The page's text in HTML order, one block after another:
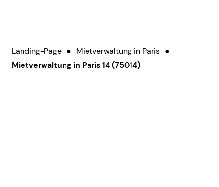
Landing-Page ● Mietverwaltung in Paris ●
Mietverwaltung in Paris 14 (75014)